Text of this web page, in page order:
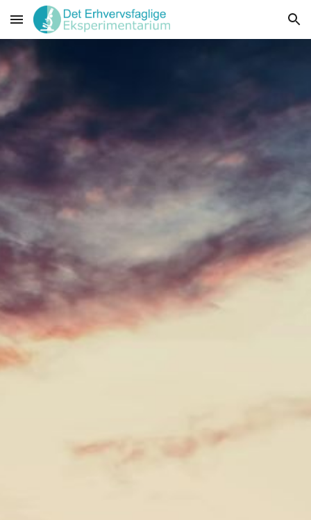
Skip to main content Skip to navigation